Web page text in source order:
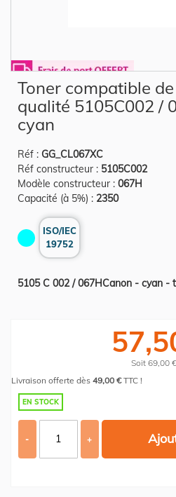
the
beginning
the
gallery
Toner compatible
qualité 5105C002 /
cyan
Réf : GG_CL067XC
Réf constructeur : 5105C002
Modèle constructeur : 067H
Capacité (à 5%) : 2350
ISO/IEC
19752
5105 C 002 / 067HCanon - cyan -
Soit 69,00 €
Livraison offerte dès 49,00 €TTC !
EN STOCK
- +